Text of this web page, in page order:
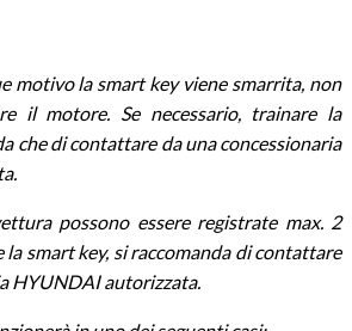
motivo la smart key viene smarrita, non
il motore. Se necessario, trainare la
che di contattare da una concessionaria
possono essere registrate max. 2
la smart key, si raccomanda di contattare
HYUNDAI autorizzata.